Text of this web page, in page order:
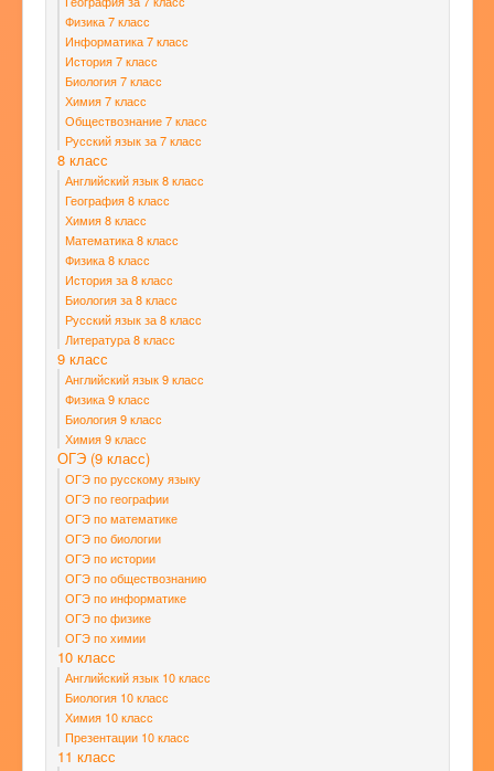
Физика 7 класс
Информатика 7 класс
История 7 класс
Биология 7 класс
Химия 7 класс
Обществознание 7 класс
Русский язык за 7 класс
8 класс
Английский язык 8 класс
География 8 класс
Химия 8 класс
Математика 8 класс
Физика 8 класс
История за 8 класс
Биология за 8 класс
Русский язык за 8 класс
Литература 8 класс
9 класс
Английский язык 9 класс
Физика 9 класс
Биология 9 класс
Химия 9 класс
ОГЭ (9 класс)
ОГЭ по русскому языку
ОГЭ по географии
ОГЭ по математике
ОГЭ по биологии
ОГЭ по истории
ОГЭ по обществознанию
ОГЭ по информатике
ОГЭ по физике
ОГЭ по химии
10 класс
Английский язык 10 класс
Биология 10 класс
Химия 10 класс
Презентации 10 класс
11 класс